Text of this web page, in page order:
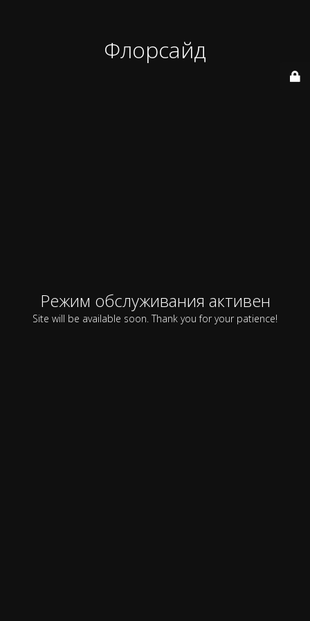
Флорсайд
Режим обслуживания активен
Site will be available soon. Thank you for your patience!